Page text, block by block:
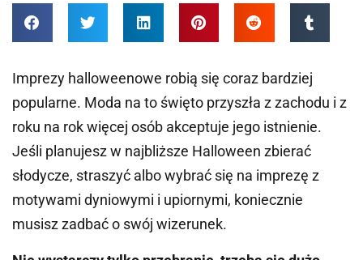
Imprezy halloweenowe robią się coraz bardziej
popularne. Moda na to święto przyszła z zachodu i z
roku na rok więcej osób akceptuje jego istnienie.
Jeśli planujesz w najbliższe Halloween zbierać
słodycze, straszyć albo wybrać się na imprezę z
motywami dyniowymi i upiornymi, koniecznie
musisz zadbać o swój wizerunek.